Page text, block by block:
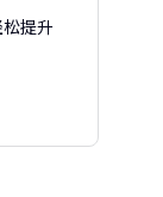
提升